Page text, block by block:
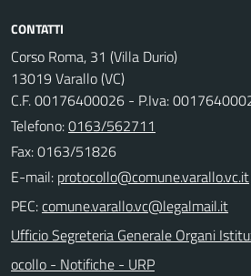
CONTATTI
Corso Roma, 31 (Villa Durio)
13019 Varallo (VC)
C.F. 00176400026 - P.Iva:
Telefono:0163/562711
Fax: 0163/51826
E-mail:
PEC:
Ufficio Segreteria Generale Organi
ocollo - Notifiche - URP